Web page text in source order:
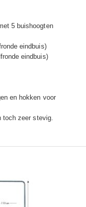
5 buishoogten
eindbuis)
eindbuis)
en hokken voor
toch zeer stevig.